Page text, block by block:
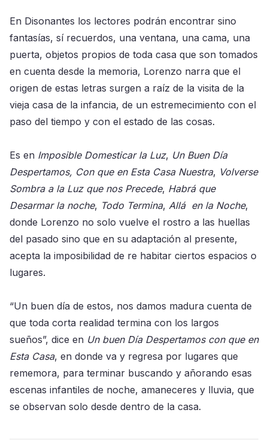
En Disonantes los lectores podrán encontrar sino
fantasías, sí recuerdos, una ventana, una cama, una
puerta, objetos propios de toda casa que son tomados
en cuenta desde la memoria, Lorenzo narra que el
origen de estas letras surgen a raíz de la visita de la
vieja casa de la infancia, de un estremecimiento con el
paso del tiempo y con el estado de las cosas.
Es en Imposible Domesticar la Luz, Un Buen Día
Despertamos, Con que en Esta Casa Nuestra, Volverse
Sombra a la Luz que nos Precede, Habrá que
Desarmar la noche, Todo Termina, Allá en la Noche,
donde Lorenzo no solo vuelve el rostro a las huellas
del pasado sino que en su adaptación al presente,
acepta la imposibilidad de re habitar ciertos espacios o
lugares.
“Un buen día de estos, nos damos madura cuenta de
que toda corta realidad termina con los largos
sueños”, dice en Un buen Día Despertamos con que en
Esta Casa, en donde va y regresa por lugares que
rememora, para terminar buscando y añorando esas
escenas infantiles de noche, amaneceres y lluvia, que
se observan solo desde dentro de la casa.